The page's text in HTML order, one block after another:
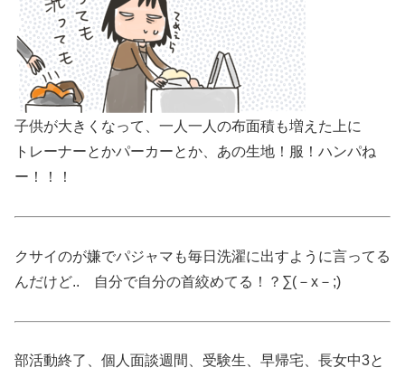
子供が大きくなって、一人一人の布面積も増えた上に
トレーナーとかパーカーとか、あの生地！服！ハンパね
ー！！！
クサイのが嫌でパジャマも毎日洗濯に出すように言ってる
んだけど.. 自分で自分の首絞めてる！？∑(－x－;)
部活動終了、個人面談週間、受験生、早帰宅、長女中3と